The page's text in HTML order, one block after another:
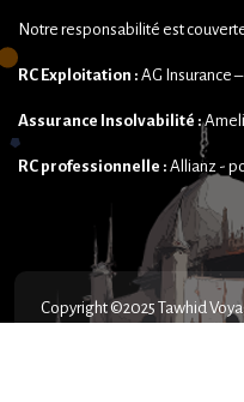
Notre responsabilité est
RC Exploitation : AG Insurance
Assurance Insolvabilité :
RC professionnelle : Allianz -
Copyright ©2025 Tawhid